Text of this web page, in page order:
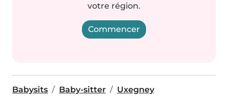
votre région.
Commencer
Babysits Baby-sitter Uxegney